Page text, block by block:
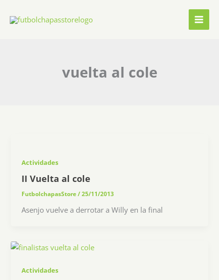
vuelta al cole
Actividades
II Vuelta al cole
FutbolchapasStore/25/11/2013
Asenjo vuelve a derrotar a Willy en la final
Actividades